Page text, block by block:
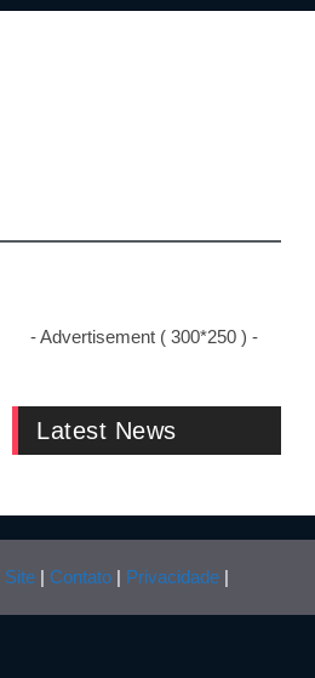
- Advertisement ( 300*250 ) -
Latest News
Site | Contato | Privacidade |